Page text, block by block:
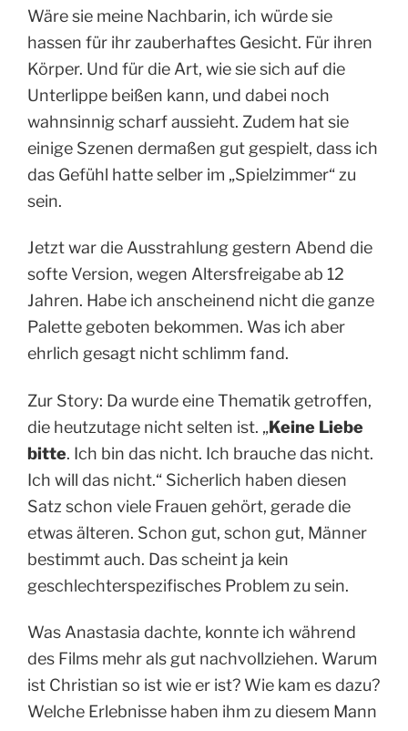
Wäre sie meine Nachbarin, ich würde sie
hassen für ihr zauberhaftes Gesicht. Für ihren
Körper. Und für die Art, wie sie sich auf die
Unterlippe beißen kann, und dabei noch
wahnsinnig scharf aussieht. Zudem hat sie
einige Szenen dermaßen gut gespielt, dass ich
das Gefühl hatte selber im „Spielzimmer“ zu
sein.
Jetzt war die Ausstrahlung gestern Abend die
softe Version, wegen Altersfreigabe ab 12
Jahren. Habe ich anscheinend nicht die ganze
Palette geboten bekommen. Was ich aber
ehrlich gesagt nicht schlimm fand.
Zur Story: Da wurde eine Thematik getroffen,
die heutzutage nicht selten ist. „Keine Liebe
bitte. Ich bin das nicht. Ich brauche das nicht.
Ich will das nicht.“ Sicherlich haben diesen
Satz schon viele Frauen gehört, gerade die
etwas älteren. Schon gut, schon gut, Männer
bestimmt auch. Das scheint ja kein
geschlechterspezifisches Problem zu sein.
Was Anastasia dachte, konnte ich während
des Films mehr als gut nachvollziehen. Warum
ist Christian so ist wie er ist? Wie kam es dazu?
Welche Erlebnisse haben ihm zu diesem Mann